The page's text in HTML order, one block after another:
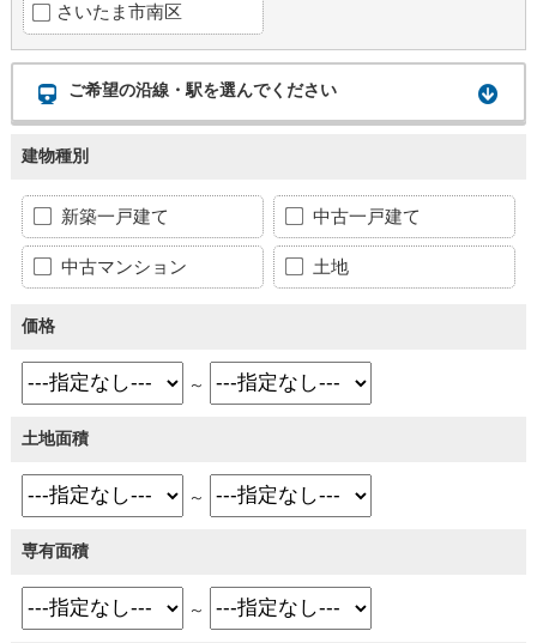
さいたま市南区
ご希望の沿線・駅を選んでください
建物種別
新築一戸建て 中古一戸建て
中古マンション 土地
価格
～
土地面積
～
専有面積
～